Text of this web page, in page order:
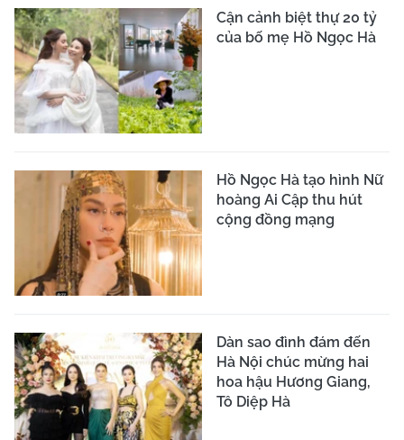
Cận cảnh biệt thự 20 tỷ
của bố mẹ Hồ Ngọc Hà
Hồ Ngọc Hà tạo hình Nữ
hoàng Ai Cập thu hút
cộng đồng mạng
Dàn sao đình đám đến
Hà Nội chúc mừng hai
hoa hậu Hương Giang,
Tô Diệp Hà